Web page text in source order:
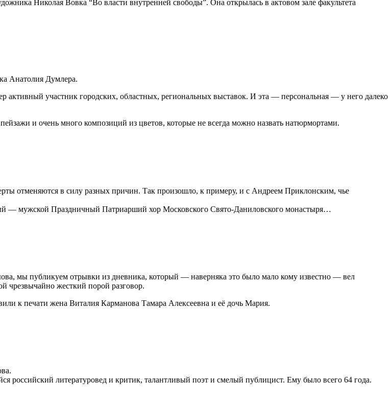
Николая Вовка “Во власти внутренней свободы”. Она открылась в актовом зале факультета
Анатолия Думлера.
активный участник городских, областных, региональных выставок. И эта — персональная — у него далеко
и очень много композиций из цветов, которые не всегда можно назвать натюрмортами.
отменяются в силу разных причин. Так произошло, к примеру, и с Андреем Приклонским, чье
— мужской Праздничный Патриарший хор Московского Свято-Даниловского монастыря…
мы публикуем отрывки из дневника, который — наверняка это было мало кому известно — вел
чрезвычайно жесткий порой разговор.
к печати жена Виталия Карманова Тамара Алексеевна и её дочь Мария.
российский литературовед и критик, талантливый поэт и смелый публицист. Ему было всего 64 года.